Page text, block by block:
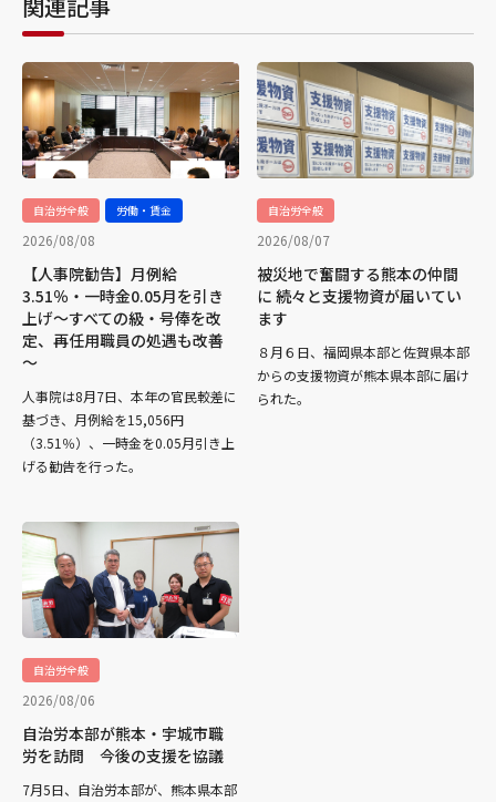
自治労全般 労働・賃金
2026/08/08
【人事院勧告】月例給
3.51％・一時金0.05月を引き
上げ～すべての級・号俸を改
定、再任用職員の処遇も改善
～
人事院は8月7日、本年の官民較差に
基づき、月例給を15,056円
（3.51％）、一時金を0.05月引き上
げる勧告を行った。
自治労全般
2026/08/07
被災地で奮闘する熊本の仲間
に 続々と支援物資が届いてい
ます
８月６日、福岡県本部と佐賀県本部
からの支援物資が熊本県本部に届け
られた。
自治労全般
2026/08/06
自治労本部が熊本・宇城市職
労を訪問 今後の支援を協議
7月5日、自治労本部が、熊本県本部